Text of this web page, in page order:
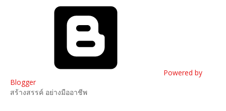
Powered by
Blogger
สร้างสรรค์ อย่างมืออาชีพ